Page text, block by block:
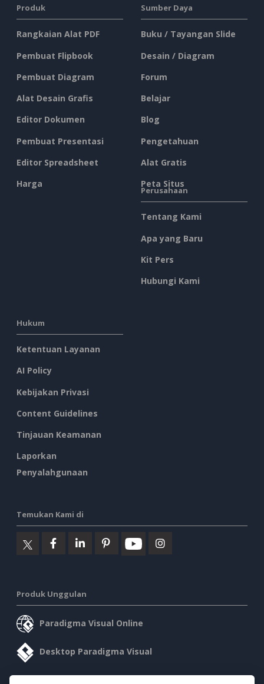
Produk
Rangkaian Alat PDF
Pembuat Flipbook
Pembuat Diagram
Alat Desain Grafis
Editor Dokumen
Pembuat Presentasi
Editor Spreadsheet
Harga
Sumber Daya
Buku / Tayangan Slide
Desain / Diagram
Forum
Belajar
Blog
Pengetahuan
Alat Gratis
Peta Situs
Perusahaan
Tentang Kami
Apa yang Baru
Kit Pers
Hubungi Kami
Hukum
Ketentuan Layanan
AI Policy
Kebijakan Privasi
Content Guidelines
Tinjauan Keamanan
Laporkan
Penyalahgunaan
Temukan Kami di
Produk Unggulan
Paradigma Visual Online
Desktop Paradigma Visual